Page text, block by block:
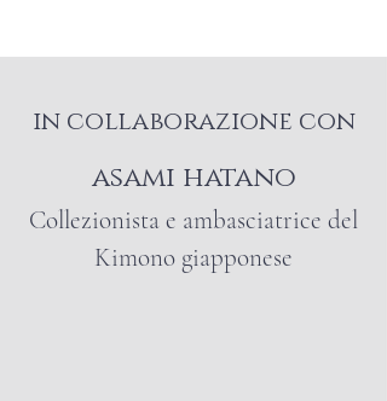
in collaborazione con
asami hatano
Collezionista e ambasciatrice del
Kimono giapponese